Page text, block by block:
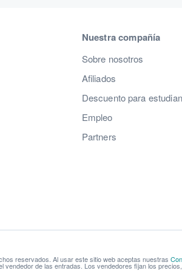
Nuestra compañía
Sobre nosotros
Afiliados
Descuento para
Empleo
Partners
reservados. Al usar este sitio web aceptas nuestras
vendedor de las entradas. Los vendedores fijan los